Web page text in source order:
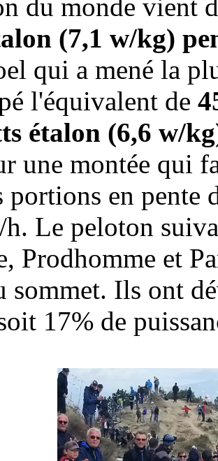
du monde vient
(7,1 w/kg)
qui a mené la
l'équivalent de
étalon (6,6 w/
une montée qui
portions en pente
Le peloton
Prodhomme et
sommet. Ils ont
17% de